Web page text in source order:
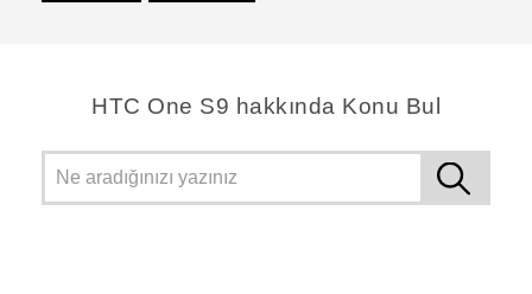
HTC One S9 hakkında Konu Bul